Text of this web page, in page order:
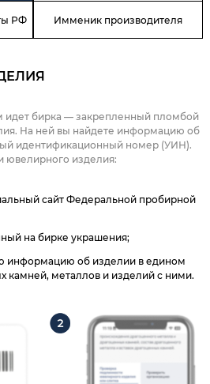
РФ Имменик производителя
идет бирка — закрепленный пломбой
На ней вы найдете информацию об
идентификационный номер (УИН).
ювелирного изделия:
сайт Федеральной пробирной
на бирке украшения;
информацию об изделии в едином
камней, металлов и изделий с ними.